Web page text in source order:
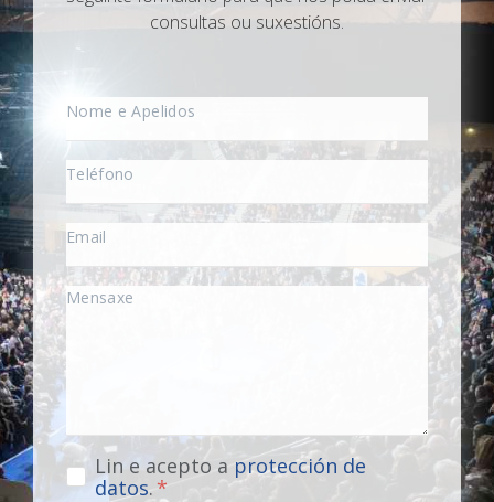
consultas ou suxestións.
Lin e acepto a protección de
datos.